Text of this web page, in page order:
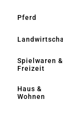
Pferd
Spielwaren &
Freizeit
Haus &
Wohnen
Bildergalerie